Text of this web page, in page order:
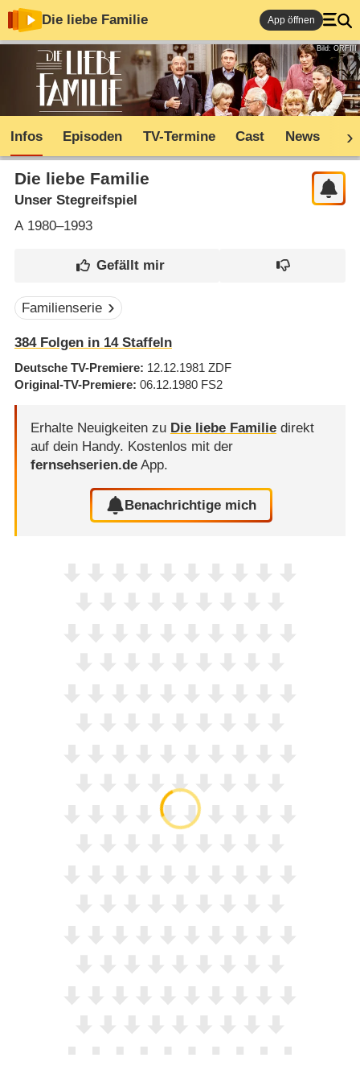
Die liebe Familie App öffnen
Bild: ORFIII
Infos Episoden TV-Termine Cast News
Die liebe Familie
Unser Stegreifspiel
A1980–1993
Familienserie
384Folgen in 14Staffeln
Deutsche TV-Premiere 12.12.1981 ZDF
Original-TV-Premiere 06.12.1980 FS2
Erhalte Neuigkeiten zu Die liebe Familiedirekt
auf dein Handy. Kostenlos mit der
fernsehserien.deApp.
Benachrichtige mich